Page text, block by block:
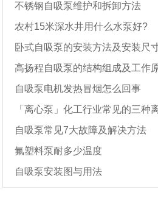
不锈钢自吸泵维护和拆卸方法
农村15米深水井用什么水泵好?
卧式自吸泵的安装方法及安装尺
高扬程自吸泵的结构组成及工作
自吸泵电机发热冒烟怎么回事
「离心泵」化工行业常见的三种
自吸泵常见7大故障及解决方法
氟塑料泵耐多少温度
自吸泵安装图与用法